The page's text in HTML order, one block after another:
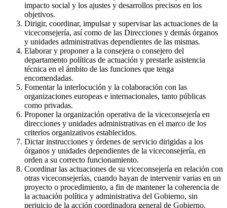
impacto social y los ajustes y desarrollos precisos en los
objetivos.
Dirigir, coordinar, impulsar y supervisar las actuaciones de la
viceconsejería, así como de las Direcciones y demás órganos
y unidades administrativas dependientes de las mismas.
Elaborar y proponer a la consejera o consejero del
departamento políticas de actuación y prestarle asistencia
técnica en el ámbito de las funciones que tenga
encomendadas.
Fomentar la interlocución y la colaboración con las
organizaciones europeas e internacionales, tanto públicas
como privadas.
Proponer la organización operativa de la viceconsejería en
direcciones y unidades administrativas en el marco de los
criterios organizativos establecidos.
Dictar instrucciones y órdenes de servicio dirigidas a los
órganos y unidades dependientes de la viceconsejería, en
orden a su correcto funcionamiento.
Coordinar las actuaciones de su viceconsejería en relación con
otras viceconsejerías, cuando hayan de intervenir varias en un
proyecto o procedimiento, a fin de mantener la coherencia de
la actuación política y administrativa del Gobierno, sin
perjuicio de la acción coordinadora general de Gobierno.